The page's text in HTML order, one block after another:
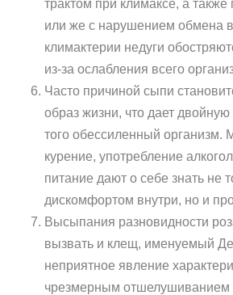
трактом при климаксе, а
или же с нарушением обмена
климактерии недуги
из-за ослабления всего
Часто причиной сыпи
образ жизни, что дает двойную
того обессиленный организм.
курение, употребление
питание дают о себе знать не
дискомфортом внутри, но и
Высыпания разновидности
вызвать и клещ, именуемый
неприятное явление
чрезмерным отшелушиванием